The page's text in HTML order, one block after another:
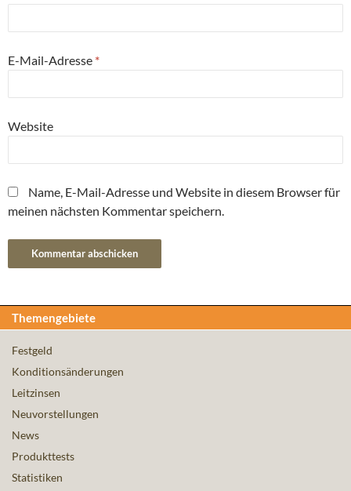
E-Mail-Adresse *
Website
Name, E-Mail-Adresse und Website in diesem Browser für
meinen nächsten Kommentar speichern.
Themengebiete
Festgeld
Konditionsänderungen
Leitzinsen
Neuvorstellungen
News
Produkttests
Statistiken